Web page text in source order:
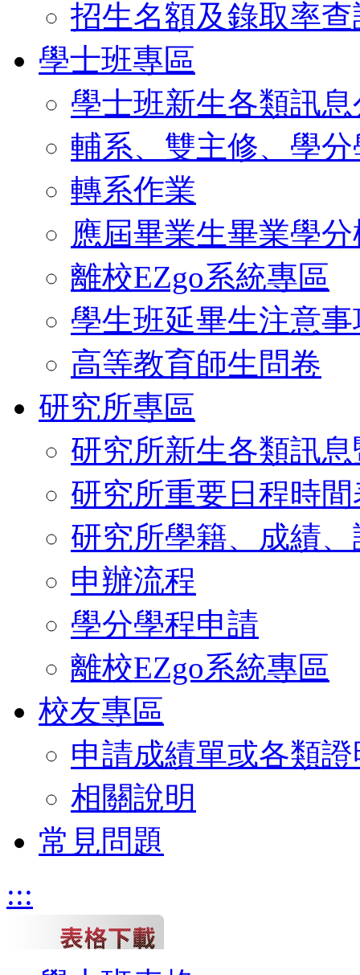
招生名額及錄取率查
學士班專區
學士班新生各類訊
輔系、雙主修、學
轉系作業
應屆畢業生畢業學
離校EZgo系統專區
學生班延畢生注意事
高等教育師生問卷
研究所專區
研究所新生各類訊
研究所重要日程時
研究所學籍、成績
申辦流程
學分學程申請
離校EZgo系統專區
校友專區
申請成績單或各類證
相關說明
常見問題
:::